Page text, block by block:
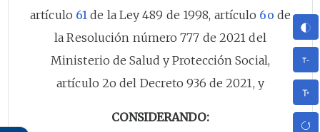
artículo 61 de la Ley 489 de 1998, artículo 6o de
la Resolución número 777 de 2021 del
Ministerio de Salud y Protección Social,
artículo 2o del Decreto 936 de 2021, y
CONSIDERANDO: